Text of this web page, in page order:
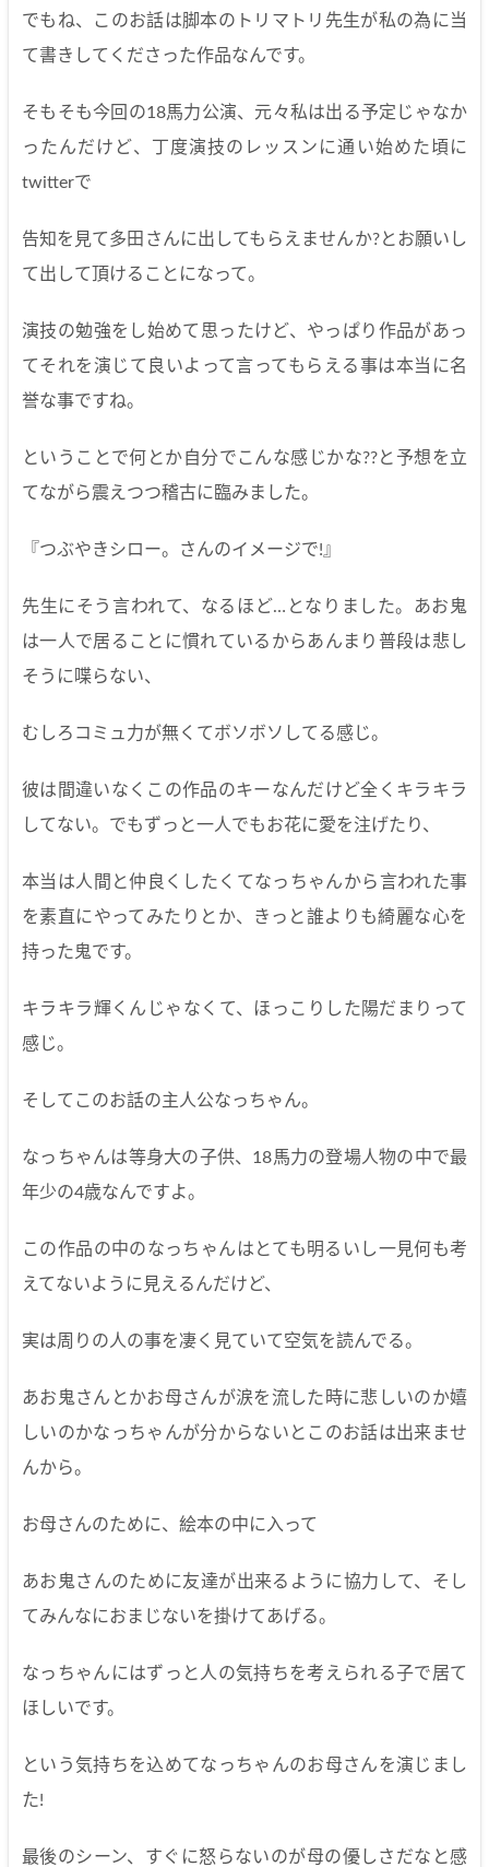
でもね、このお話は脚本のトリマトリ先生が私の為に当
て書きしてくださった作品なんです。
そもそも今回の18馬力公演、元々私は出る予定じゃなか
ったんだけど、丁度演技のレッスンに通い始めた頃に
twitterで
告知を見て多田さんに出してもらえませんか?とお願いし
て出して頂けることになって。
演技の勉強をし始めて思ったけど、やっぱり作品があっ
てそれを演じて良いよって言ってもらえる事は本当に名
誉な事ですね。
ということで何とか自分でこんな感じかな??と予想を立
てながら震えつつ稽古に臨みました。
『つぶやきシロー。さんのイメージで!』
先生にそう言われて、なるほど…となりました。あお鬼
は一人で居ることに慣れているからあんまり普段は悲し
そうに喋らない、
むしろコミュ力が無くてボソボソしてる感じ。
彼は間違いなくこの作品のキーなんだけど全くキラキラ
してない。でもずっと一人でもお花に愛を注げたり、
本当は人間と仲良くしたくてなっちゃんから言われた事
を素直にやってみたりとか、きっと誰よりも綺麗な心を
持った鬼です。
キラキラ輝くんじゃなくて、ほっこりした陽だまりって
感じ。
そしてこのお話の主人公なっちゃん。
なっちゃんは等身大の子供、18馬力の登場人物の中で最
年少の4歳なんですよ。
この作品の中のなっちゃんはとても明るいし一見何も考
えてないように見えるんだけど、
実は周りの人の事を凄く見ていて空気を読んでる。
あお鬼さんとかお母さんが涙を流した時に悲しいのか嬉
しいのかなっちゃんが分からないとこのお話は出来ませ
んから。
お母さんのために、絵本の中に入って
あお鬼さんのために友達が出来るように協力して、そし
てみんなにおまじないを掛けてあげる。
なっちゃんにはずっと人の気持ちを考えられる子で居て
ほしいです。
という気持ちを込めてなっちゃんのお母さんを演じまし
た!
最後のシーン、すぐに怒らないのが母の優しさだなと感